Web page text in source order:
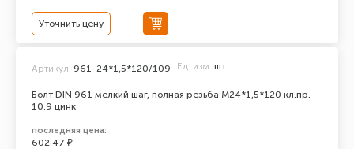
Уточнить цену
Болт DIN 961 мелкий шаг, полная резьба M24*1,5*120 кл.пр.
10.9 цинк
Артикул: 961-24*1,5*120/109 Ед. изм. шт.
последняя цена:
602.47 ₽